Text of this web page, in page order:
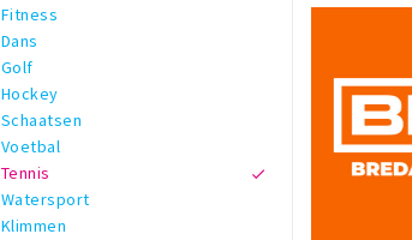
Fitness
Dans
Golf
Hockey
Schaatsen
Voetbal
Tennis
Watersport
Klimmen